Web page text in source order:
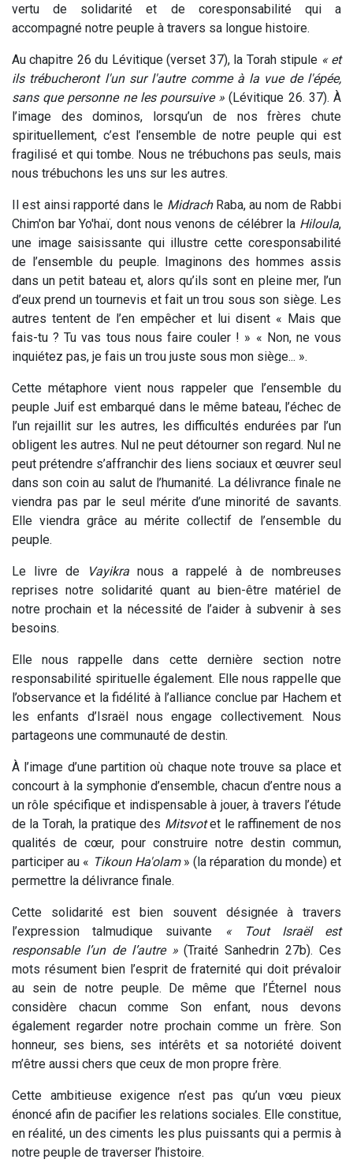
vertu de solidarité et de coresponsabilité qui a
accompagné notre peuple à travers sa longue histoire.
Au chapitre 26 du Lévitique (verset 37), la Torah stipule « et
ils trébucheront l'un sur l'autre comme à la vue de l'épée,
sans que personne ne les poursuive » (Lévitique 26. 37). À
l’image des dominos, lorsqu’un de nos frères chute
spirituellement, c’est l’ensemble de notre peuple qui est
fragilisé et qui tombe. Nous ne trébuchons pas seuls, mais
nous trébuchons les uns sur les autres.
Il est ainsi rapporté dans le MidrachRaba, au nom de Rabbi
Chim'on bar Yo'haï, dont nous venons de célébrer la Hiloula,
une image saisissante qui illustre cette coresponsabilité
de l’ensemble du peuple. Imaginons des hommes assis
dans un petit bateau et, alors qu’ils sont en pleine mer, l’un
d’eux prend un tournevis et fait un trou sous son siège. Les
autres tentent de l’en empêcher et lui disent « Mais que
fais-tu ? Tu vas tous nous faire couler ! » « Non, ne vous
inquiétez pas, je fais un trou juste sous mon siège... ».
Cette métaphore vient nous rappeler que l’ensemble du
peuple Juif est embarqué dans le même bateau, l’échec de
l’un rejaillit sur les autres, les difficultés endurées par l’un
obligent les autres. Nul ne peut détourner son regard. Nul ne
peut prétendre s’affranchir des liens sociaux et œuvrer seul
dans son coin au salut de l’humanité. La délivrance finale ne
viendra pas par le seul mérite d’une minorité de savants.
Elle viendra grâce au mérite collectif de l’ensemble du
peuple.
Le livre de Vayikra nous a rappelé à de nombreuses
reprises notre solidarité quant au bien-être matériel de
notre prochain et la nécessité de l’aider à subvenir à ses
besoins.
Elle nous rappelle dans cette dernière section notre
responsabilité spirituelle également. Elle nous rappelle que
l’observance et la fidélité à l’alliance conclue par Hachem et
les enfants d’Israël nous engage collectivement. Nous
partageons une communauté de destin.
À l’image d’une partition où chaque note trouve sa place et
concourt à la symphonie d’ensemble, chacun d’entre nous a
un rôle spécifique et indispensable à jouer, à travers l’étude
de la Torah, la pratique des Mitsvotet le raffinement de nos
qualités de cœur, pour construire notre destin commun,
participer au « Tikoun Ha'olam» (la réparation du monde) et
permettre la délivrance finale.
Cette solidarité est bien souvent désignée à travers
l’expression talmudique suivante
« Tout Israël est
responsable l’un de l’autre »(Traité Sanhedrin 27b). Ces
mots résument bien l’esprit de fraternité qui doit prévaloir
au sein de notre peuple. De même que l’Éternel nous
considère chacun comme Son enfant, nous devons
également regarder notre prochain comme un frère. Son
honneur, ses biens, ses intérêts et sa notoriété doivent
m’être aussi chers que ceux de mon propre frère.
Cette ambitieuse exigence n’est pas qu’un vœu pieux
énoncé afin de pacifier les relations sociales. Elle constitue,
en réalité, un des ciments les plus puissants qui a permis à
notre peuple de traverser l’histoire.